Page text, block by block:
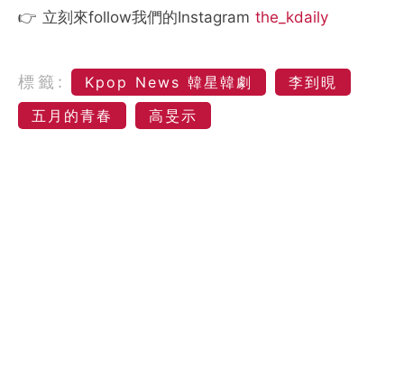
👉 立刻來follow我們的Instagram the_kdaily
標籤: Kpop News 韓星韓劇
李到晛
五月的青春
高旻示